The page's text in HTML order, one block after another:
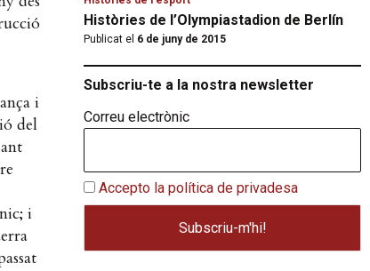
i
del
i
Històries de l’Olympiastadion de Berlín
Publicat el 6 de juny de 2015
Subscriu-te a la nostra newsletter
Correu electrònic
Accepto la política de privadesa